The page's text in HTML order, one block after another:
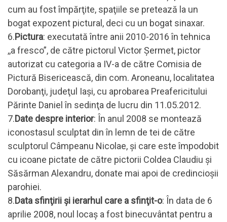
cum au fost împărţite, spaţiile se pretează la un
bogat expozent pictural, deci cu un bogat sinaxar.
6.Pictura: executată între anii 2010-2016 în tehnica
,,a fresco”, de către pictorul Victor Şermet, pictor
autorizat cu categoria a IV-a de către Comisia de
Pictură Bisericească, din com. Aroneanu, localitatea
Dorobanţi, judeţul Iaşi, cu aprobarea Preafericitului
Părinte Daniel în sedinţa de lucru din 11.05.2012.
7.Date despre interior: În anul 2008 se montează
iconostasul sculptat din în lemn de tei de către
sculptorul Câmpeanu Nicolae, şi care este împodobit
cu icoane pictate de către pictorii Coldea Claudiu şi
Săsărman Alexandru, donate mai apoi de credincioşii
parohiei.
8.Data sfinţirii şi ierarhul care a sfinţit-o: În data de 6
aprilie 2008, noul locaş a fost binecuvântat pentru a